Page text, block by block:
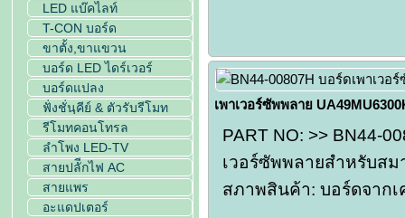
LED แบ๊คไลท์
T-CON บอร์ด
ขาตั้ง,ขาแขวน
บอร์ด LED ไดร์เวอร์
บอร์ดแปลง
ฟั่งชั่นฺคีย์ & ตัวรับรีโมท
รีโมทคอนโทรล
ลำโพง LED-TV
สายปลัีกไฟ AC
สายแพร
อะแดปเตอร์
เพาเวอร์ซัพพลาย
PART NO: >> BN44-
เวอร์ซัพพลายสำหรับสม
สภาพสินค้า: บอร์ดจาก